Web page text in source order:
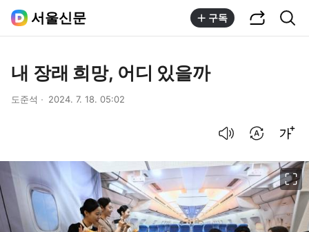
서울신문 구독
내 장래 희망, 어디 있을까
도준석 2024. 7. 18. 05:02